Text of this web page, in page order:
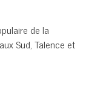
de la
Sud, Talence et